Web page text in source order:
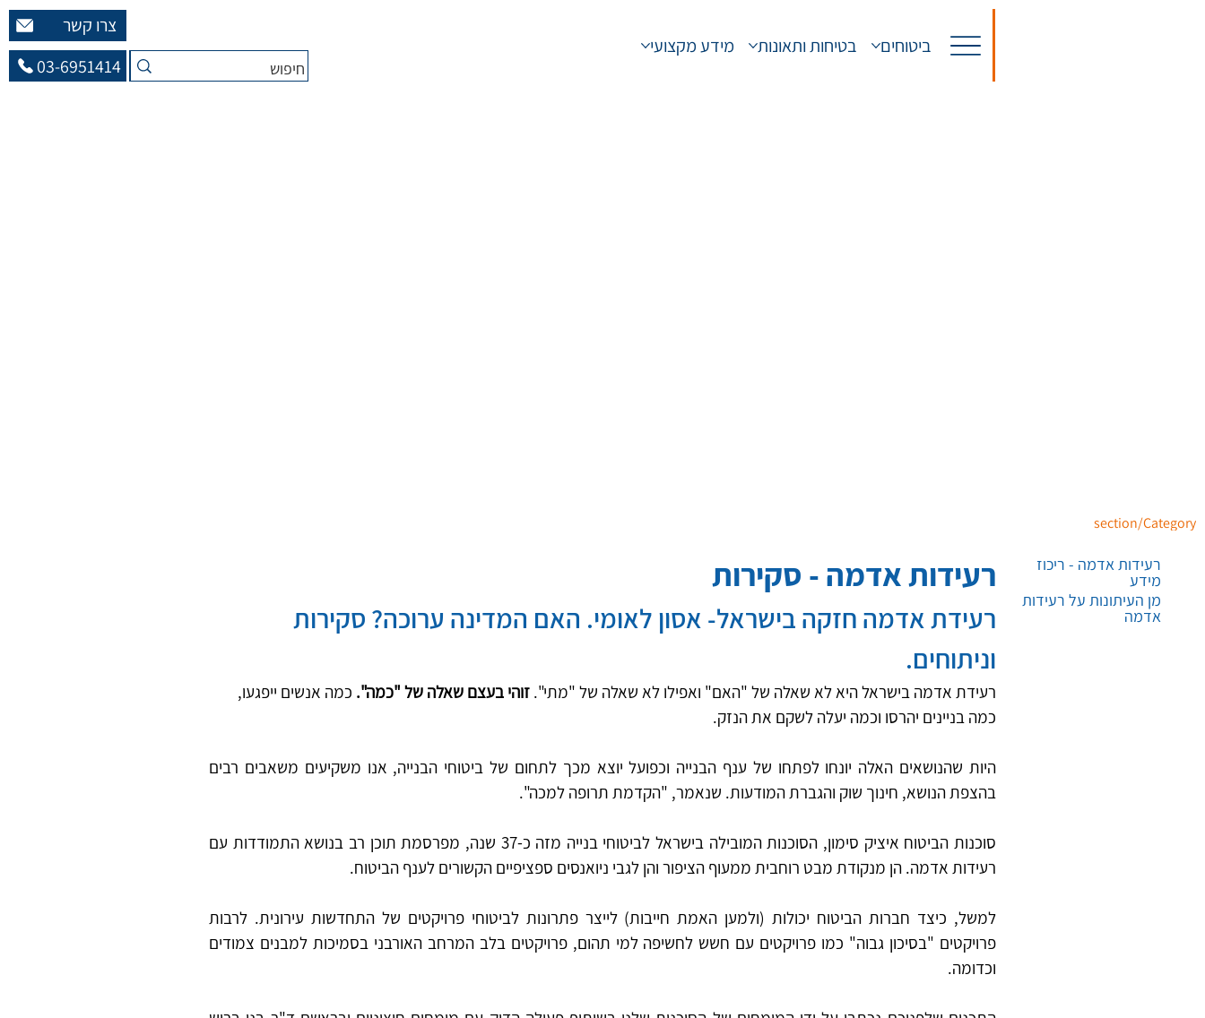
צרו קשר
03-6951414
ביטוחים בטיחות ותאונות מידע מקצועי
רעידת אדמה חזקה בישראל- אסון לאומי. האם המדינה ערוכה? סקירות
וניתוחים.
רעידת אדמה בישראל היא לא שאלה של "האם" ואפילו לא שאלה של "מתי". זוהי בעצם שאלה של "כמה". כמה אנשים ייפגעו,
כמה בניינים יהרסו וכמה יעלה לשקם את הנזק.
בהצפת הנושא, חינוך שוק והגברת המודעות. שנאמר, "הקדמת תרופה למכה".
רעידות אדמה. הן מנקודת מבט רוחבית ממעוף הציפור והן לגבי ניואנסים ספציפיים הקשורים לענף הביטוח.
למשל, כיצד חברות הביטוח יכולות (ולמען האמת חייבות) לייצר פתרונות לביטוחי פרויקטים של התחדשות עירונית. לרבות
וכדומה.
רעידות אדמה - סקירות רעידות אדמה - ריכוז
מידע
מן העיתונות על רעידות
אדמה
section/Category